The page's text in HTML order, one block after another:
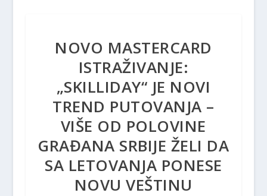
NOVO MASTERCARD
ISTRAŽIVANJE:
„SKILLIDAY“ JE NOVI
TREND PUTOVANJA –
VIŠE OD POLOVINE
GRAĐANA SRBIJE ŽELI DA
SA LETOVANJA PONESE
NOVU VEŠTINU